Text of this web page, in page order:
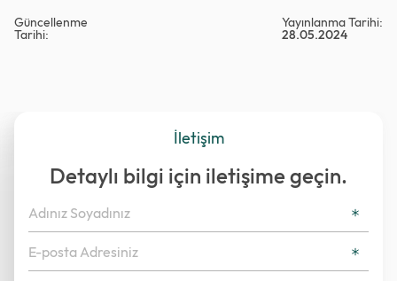
Güncellenme
Tarihi:
Yayınlanma Tarihi:
28.05.2024
İletişim
Detaylı bilgi için iletişime geçin.